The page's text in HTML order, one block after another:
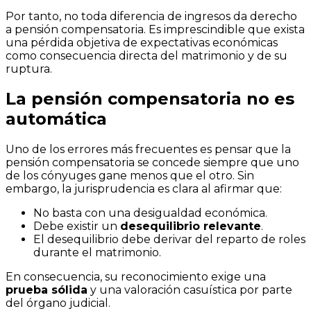
Por tanto, no toda diferencia de ingresos da derecho
a pensión compensatoria. Es imprescindible que exista
una pérdida objetiva de expectativas económicas
como consecuencia directa del matrimonio y de su
ruptura.
La pensión compensatoria no es
automática
Uno de los errores más frecuentes es pensar que la
pensión compensatoria se concede siempre que uno
de los cónyuges gane menos que el otro. Sin
embargo, la jurisprudencia es clara al afirmar que:
No basta con una desigualdad económica.
Debe existir un desequilibrio relevante.
El desequilibrio debe derivar del reparto de roles
durante el matrimonio.
En consecuencia, su reconocimiento exige una
prueba sólida y una valoración casuística por parte
del órgano judicial.